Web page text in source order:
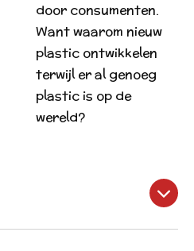
door consumenten.
Want waarom nieuw
plastic ontwikkelen
terwijl er al genoeg
plastic is op de
wereld?